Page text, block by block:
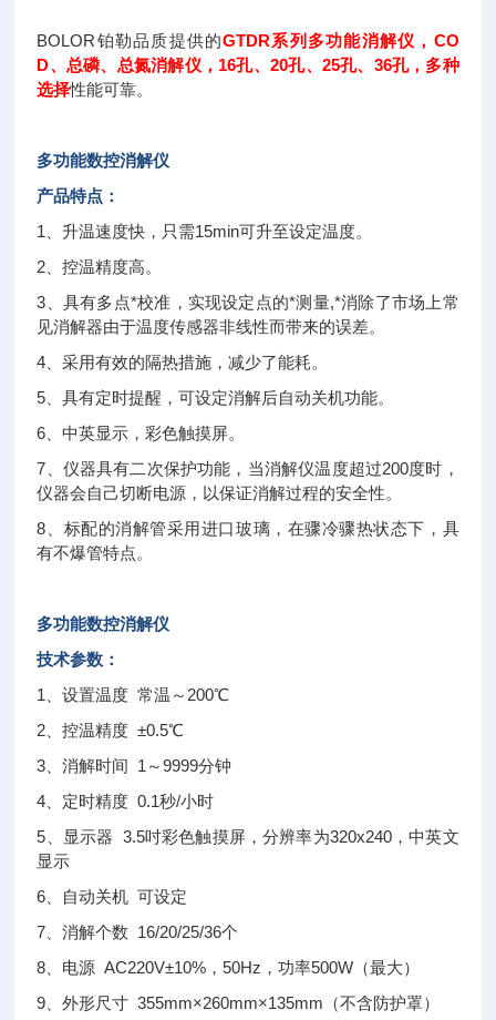
BOLOR铂勒品质提供的GTDR系列多功能消解仪，CO
D、总磷、总氮消解仪，16孔、20孔、25孔、36孔，多种
选择性能可靠。
多功能数控消解仪
产品特点：
1、升温速度快，只需15min可升至设定温度。
2、控温精度高。
3、具有多点*校准，实现设定点的*测量,*消除了市场上常
见消解器由于温度传感器非线性而带来的误差。
4、采用有效的隔热措施，减少了能耗。
5、具有定时提醒，可设定消解后自动关机功能。
6、中英显示，彩色触摸屏。
7、仪器具有二次保护功能，当消解仪温度超过200度时，
仪器会自己切断电源，以保证消解过程的安全性。
8、标配的消解管采用进口玻璃，在骤冷骤热状态下，具
有不爆管特点。
多功能数控消解仪
技术参数：
1、设置温度 常温～200℃
2、控温精度 ±0.5℃
3、消解时间 1～9999分钟
4、定时精度 0.1秒/小时
5、显示器 3.5吋彩色触摸屏，分辨率为320x240，中英文
显示
6、自动关机 可设定
7、消解个数 16/20/25/36个
8、电源 AC220V±10%，50Hz，功率500W（最大）
9、外形尺寸 355mm×260mm×135mm（不含防护罩）